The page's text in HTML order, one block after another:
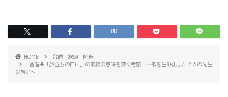
HOME
合唱 歌詞 解釈
合唱曲「旅立ちの日に」の歌詞の意味を深く考察！〜歌を生み出した２人の先生
の想い〜